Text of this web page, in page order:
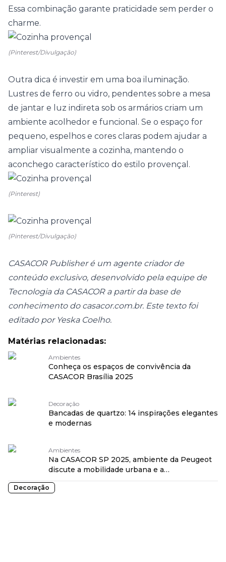
Essa combinação garante praticidade sem perder o
charme.
(Pinterest/Divulgação)
Outra dica é investir em uma boa iluminação.
Lustres de ferro ou vidro, pendentes sobre a mesa
de jantar e luz indireta sob os armários criam um
ambiente acolhedor e funcional. Se o espaço for
pequeno, espelhos e cores claras podem ajudar a
ampliar visualmente a cozinha, mantendo o
aconchego característico do estilo provençal.
(Pinterest)
(Pinterest/Divulgação)
CASACOR Publisher é um agente criador de
conteúdo exclusivo, desenvolvido pela equipe de
Tecnologia da CASACOR a partir da base de
conhecimento do casacor.com.br. Este texto foi
editado por Yeska Coelho.
Matérias relacionadas:
Ambientes
Conheça os espaços de convivência da
CASACOR Brasília 2025
Decoração
Bancadas de quartzo: 14 inspirações elegantes
e modernas
Ambientes
Na CASACOR SP 2025, ambiente da Peugeot
discute a mobilidade urbana e a
sustentabilidade
Decoração